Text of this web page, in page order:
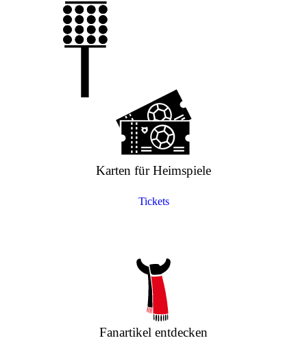
Karten für Heimspiele
Tickets
Fanartikel entdecken